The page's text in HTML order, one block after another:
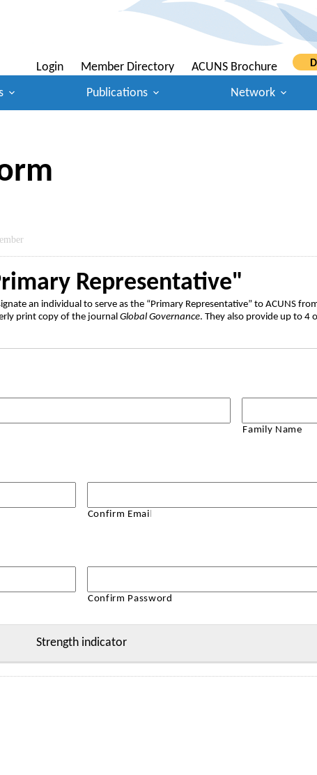
Login Member Directory ACUNS Brochure
Publications Network
Representative"
an individual to serve as the “Primary Representative” to ACUNS
print copy of the journal Global Governance. They also provide up to 4
Family Name
Confirm Email
Confirm Password
Strength indicator